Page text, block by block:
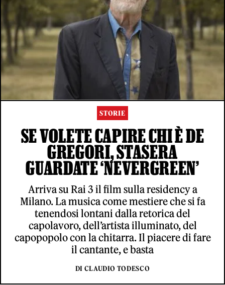
STORIE
SE VOLETE CAPIRE CHI È DE
GREGORI, STASERA
GUARDATE ‘NEVERGREEN’
Arriva su Rai 3 il film sulla residency a
Milano. La musica come mestiere che si fa
tenendosi lontani dalla retorica del
capolavoro, dell’artista illuminato, del
capopopolo con la chitarra. Il piacere di fare
il cantante, e basta
DI CLAUDIO TODESCO